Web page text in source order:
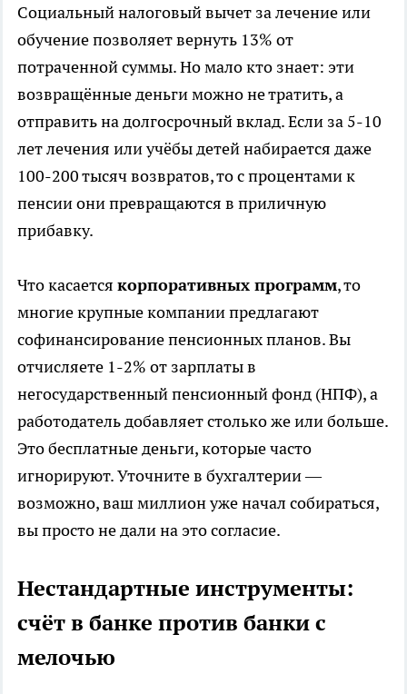
Социальный налоговый вычет за лечение или
обучение позволяет вернуть 13% от
потраченной суммы. Но мало кто знает: эти
возвращённые деньги можно не тратить, а
отправить на долгосрочный вклад. Если за 5-10
лет лечения или учёбы детей набирается даже
100-200 тысяч возвратов, то с процентами к
пенсии они превращаются в приличную
прибавку.
Что касается корпоративных программ, то
многие крупные компании предлагают
софинансирование пенсионных планов. Вы
отчисляете 1-2% от зарплаты в
негосударственный пенсионный фонд (НПФ), а
работодатель добавляет столько же или больше.
Это бесплатные деньги, которые часто
игнорируют. Уточните в бухгалтерии —
возможно, ваш миллион уже начал собираться,
вы просто не дали на это согласие.
Нестандартные инструменты:
счёт в банке против банки с
мелочью